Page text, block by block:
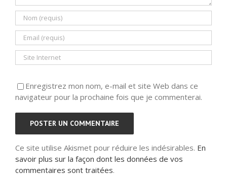
Enregistrez mon nom, e-mail et site Web dans ce
navigateur pour la prochaine fois que je commenterai.
Ce site utilise Akismet pour réduire les indésirables. En
savoir plus sur la façon dont les données de vos
commentaires sont traitées.